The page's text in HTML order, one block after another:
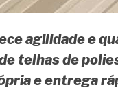
agilidade e
telhas de
e entrega